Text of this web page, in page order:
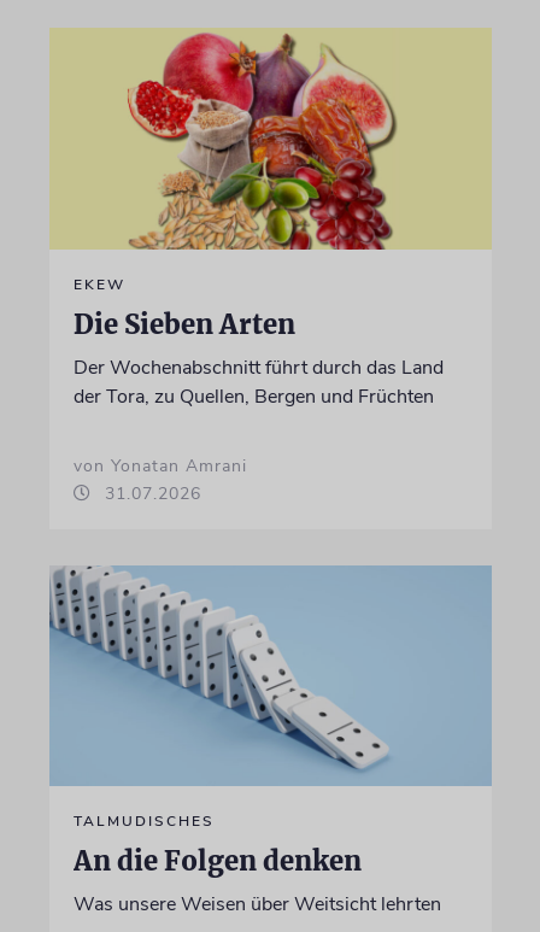
EKEW
Die Sieben Arten
Der Wochenabschnitt führt durch das Land
der Tora, zu Quellen, Bergen und Früchten
von Yonatan Amrani
31.07.2026
TALMUDISCHES
An die Folgen denken
Was unsere Weisen über Weitsicht lehrten